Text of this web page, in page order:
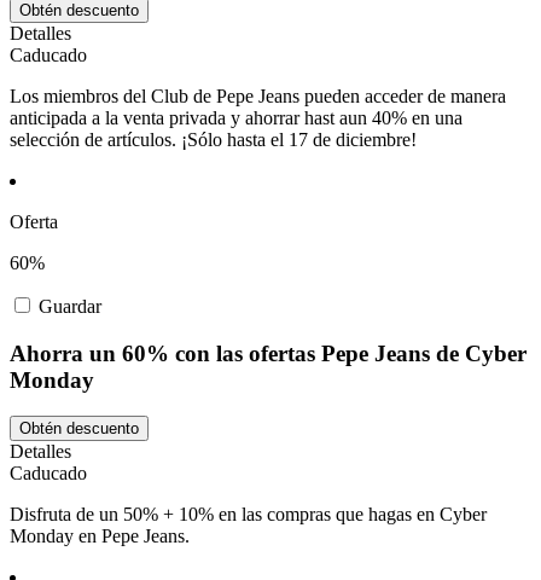
Obtén descuento
Detalles
Caducado
Los miembros del Club de Pepe Jeans pueden acceder de manera
anticipada a la venta privada y ahorrar hast aun 40% en una
selección de artículos. ¡Sólo hasta el 17 de diciembre!
Oferta
60%
Guardar
Ahorra un 60% con las ofertas Pepe Jeans de Cyber
Monday
Obtén descuento
Detalles
Caducado
Disfruta de un 50% + 10% en las compras que hagas en Cyber
Monday en Pepe Jeans.